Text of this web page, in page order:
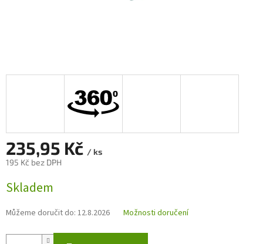
235,95 Kč / ks
195 Kč bez DPH
cena:
Skladem
Můžeme doručit do: 12.8.2026 Možnosti doručení